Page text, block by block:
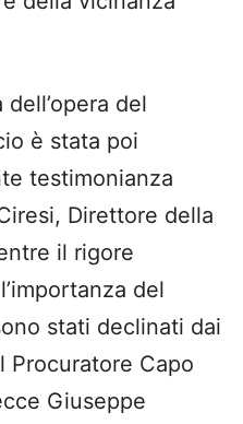
del
è stata poi
testimonianza
Direttore della
il rigore
del
stati declinati dai
Capo
Giuseppe